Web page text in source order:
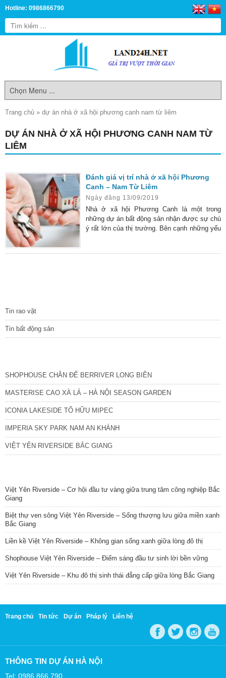
Hotline: 0986866790
Trang chủ » dự án nhà ở xã hội phương canh nam từ liêm
DỰ ÁN NHÀ Ở XÃ HỘI PHƯƠNG CANH NAM TỪ
LIÊM
Đánh giá vị trí nhà ở xã hội Phương
Canh – Nam Từ Liêm
Ngày đăng 13/09/2019
Nhà ở xã hội Phương Canh là một trong
những dự án bất động sản nhận được sự chú
ý rất lớn của thị trường. Bên cạnh những yếu
Tin rao vặt
Tin bất động sản
SHOPHOUSE CHÂN ĐẾ BERRIVER LONG BIÊN
MASTERISE CAO XÀ LÁ – HÀ NỘI SEASON GARDEN
ICONIA LAKESIDE TỐ HỮU MIPEC
IMPERIA SKY PARK NAM AN KHÁNH
VIỆT YÊN RIVERSIDE BẮC GIANG
Việt Yên Riverside – Cơ hội đầu tư vàng giữa trung tâm công nghiệp Bắc
Giang
Biệt thự ven sông Việt Yên Riverside – Sống thượng lưu giữa miền xanh
Bắc Giang
Liền kề Việt Yên Riverside – Không gian sống xanh giữa lòng đô thị
Shophouse Việt Yên Riverside – Điểm sáng đầu tư sinh lời bền vững
Việt Yên Riverside – Khu đô thị sinh thái đẳng cấp giữa lòng Bắc Giang
Trang chủ Tin tức Dự án Pháp lý Liên hệ
THÔNG TIN DỰ ÁN HÀ NỘI
Tel: 0986 866 790